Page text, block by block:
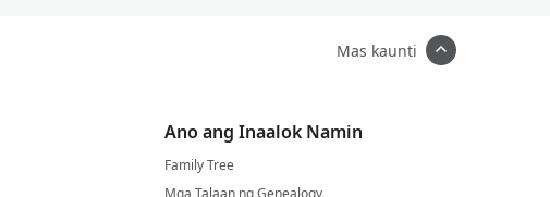
Mas kaunti
Ano ang Inaalok Namin
Family Tree